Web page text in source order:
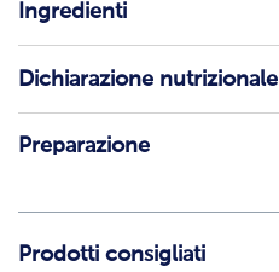
Ingredienti
Dichiarazione nutrizionale
Preparazione
Prodotti consigliati